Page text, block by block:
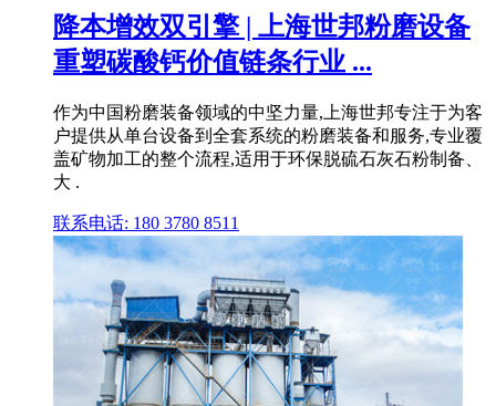
降本增效双引擎 | 上海世邦粉磨设备
重塑碳酸钙价值链条行业 ...
作为中国粉磨装备领域的中坚力量,上海世邦专注于为客
户提供从单台设备到全套系统的粉磨装备和服务,专业覆
盖矿物加工的整个流程,适用于环保脱硫石灰石粉制备、
大 .
联系电话: 180 3780 8511